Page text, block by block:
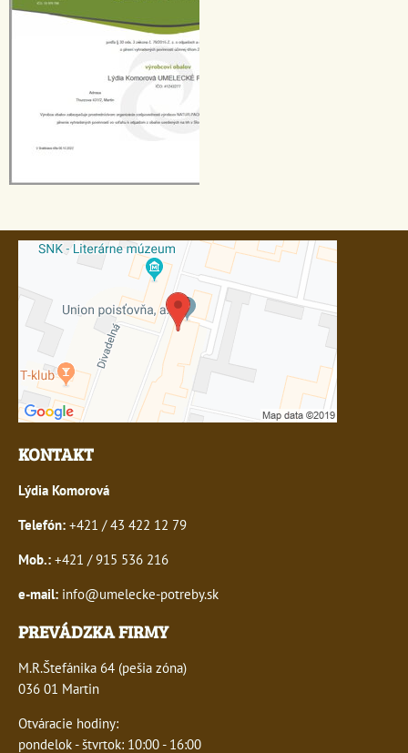
KONTAKT
Lýdia Komorová
Telefón: +421 / 43 422 12 79
Mob.: +421 / 915 536 216
e-mail: info@umelecke-potreby.sk
PREVÁDZKA FIRMY
M.R.Štefánika 64 (pešia zóna)
036 01 Martin
Otváracie hodiny:
pondelok - štvrtok: 10:00 - 16:00